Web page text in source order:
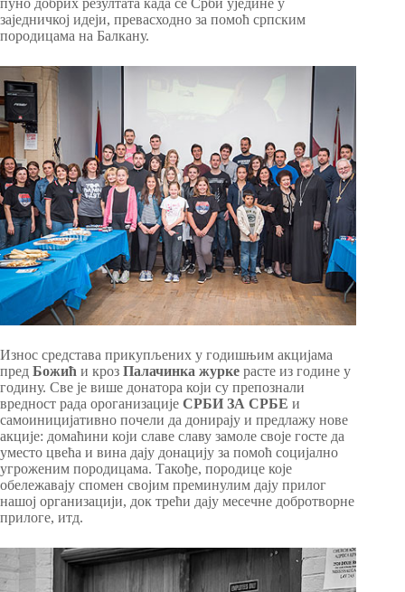
пуно добрих резултата када се Срби уједине у
заједничкој идеји, превасходно за помоћ српским
породицама на Балкану.
Износ средстава прикупљених у годишњим акцијама
пред Божић и кроз Палачинка журке расте из године у
годину. Све је више донатора који су препознали
вредност рада ороганизације СРБИ ЗА СРБЕ и
самоиницијативно почели да донирају и предлажу нове
акције: домаћини који славе славу замоле своје госте да
уместо цвећа и вина дају донацију за помоћ социјално
угроженим породицама. Такође, породице које
обележавају спомен својим преминулим дају прилог
нашој организацији, док трећи дају месечне добротворне
прилоге, итд.